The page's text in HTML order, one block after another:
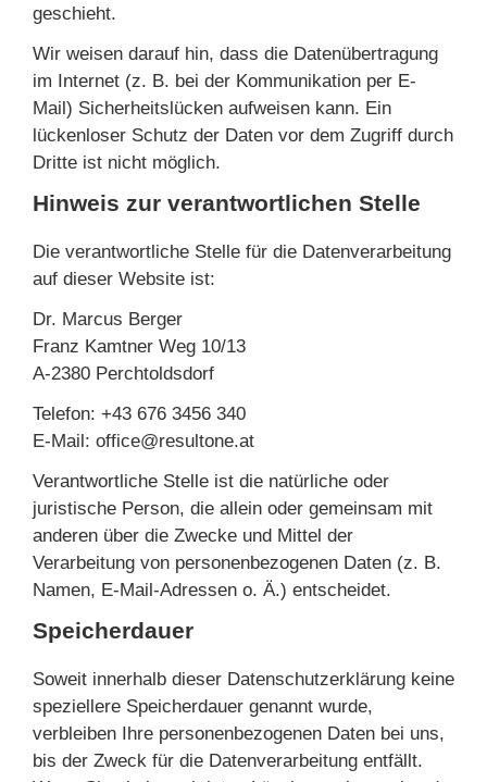
geschieht.
Wir weisen darauf hin, dass die Datenübertragung
im Internet (z. B. bei der Kommunikation per E-
Mail) Sicherheitslücken aufweisen kann. Ein
lückenloser Schutz der Daten vor dem Zugriff durch
Dritte ist nicht möglich.
Hinweis zur verantwortlichen Stelle
Die verantwortliche Stelle für die Datenverarbeitung
auf dieser Website ist:
Dr. Marcus Berger
Franz Kamtner Weg 10/13
A-2380 Perchtoldsdorf
Telefon: +43 676 3456 340
E-Mail: office@resultone.at
Verantwortliche Stelle ist die natürliche oder
juristische Person, die allein oder gemeinsam mit
anderen über die Zwecke und Mittel der
Verarbeitung von personenbezogenen Daten (z. B.
Namen, E-Mail-Adressen o. Ä.) entscheidet.
Speicherdauer
Soweit innerhalb dieser Datenschutzerklärung keine
speziellere Speicherdauer genannt wurde,
verbleiben Ihre personenbezogenen Daten bei uns,
bis der Zweck für die Datenverarbeitung entfällt.